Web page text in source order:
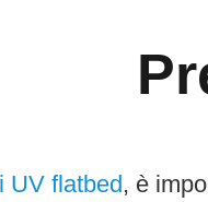
UV flatbed, è